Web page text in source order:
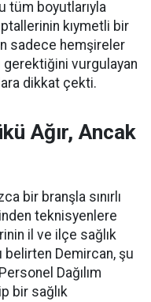
tüm boyutlarıyla
kıymetli bir
sadece hemşireler
vurgulayan
dikkat çekti.
Ağır, Ancak
bir branşla sınırlı
teknisyenlere
il ve ilçe sağlık
belirten Demircan, şu
Dağılım
bir sağlık